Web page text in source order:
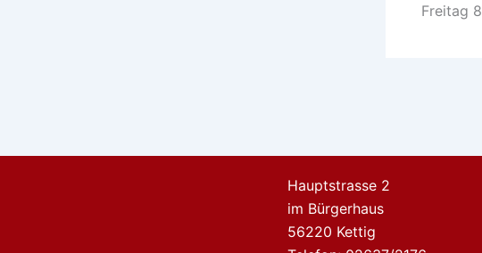
Freitag
Hauptstrasse 2
im Bürgerhaus
56220 Kettig